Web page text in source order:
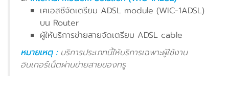
เคเอสซีจัดเตรียม ADSL module (WIC-1ADSL)
บน Router
ผู้ให้บริการข่ายสายจัดเตรียม ADSL cable
หมายเหตุ :บริการประเภทนี้ให้บริการเฉพาะผู้ใช้งาน
อินเทอร์เน็ตผ่านข่ายสายของทรู